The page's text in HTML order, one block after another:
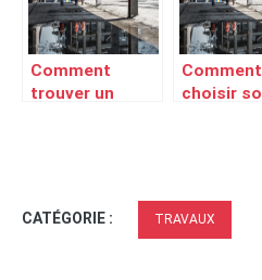
Comment
trouver un
Comment
choisir
CATÉGORIE : TRAVAUX